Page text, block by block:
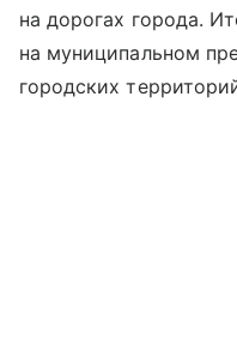
на дорогах города.
на муниципальном
городских